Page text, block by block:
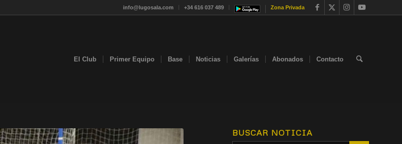
info@lugosala.com +34 616 037 489 Zona Privada
El Club Primer Equipo Base Noticias Galerías Abonados Contacto
BUSCAR NOTICIA